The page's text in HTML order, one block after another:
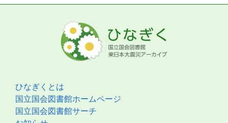
ひなぎくとは
国立国会図書館ホームページ
国立国会図書館サーチ